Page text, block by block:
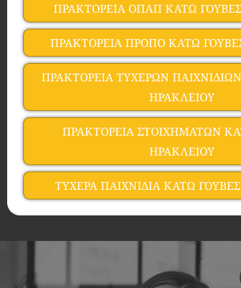
ΠΡΑΚΤΟΡΕΙΑ ΟΠΑΠ ΚΑΤΩ
ΠΡΑΚΤΟΡΕΙΑ ΠΡΟΠΟ ΚΑΤΩ
ΠΡΑΚΤΟΡΕΙΑ ΤΥΧΕΡΩΝ
ΗΡΑΚΛΕΙΟΥ
ΠΡΑΚΤΟΡΕΙΑ ΣΤΟΙΧΗΜΑΤΩΝ
ΗΡΑΚΛΕΙΟΥ
ΤΥΧΕΡΑ ΠΑΙΧΝΙΔΙΑ ΚΑΤΩ